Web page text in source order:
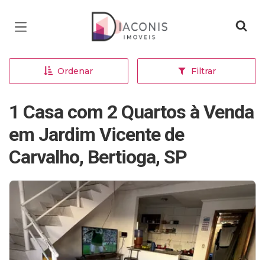
Página inicial
Ordenar Filtrar
1 Casa com 2 Quartos à Venda
em Jardim Vicente de
Carvalho, Bertioga, SP